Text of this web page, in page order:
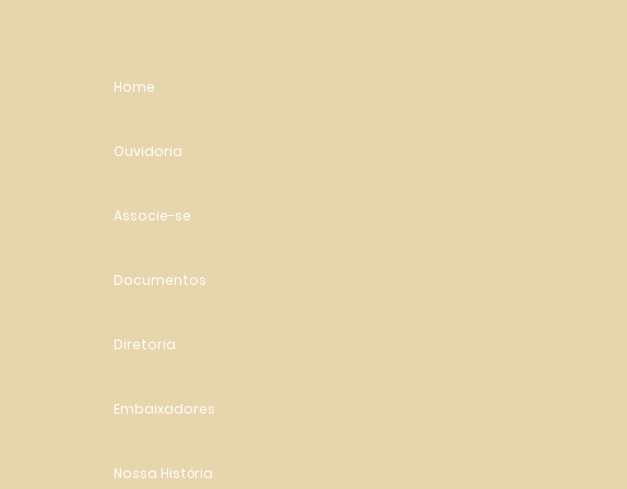
Home
Ouvidoria
Associe-se
Documentos
Diretoria
Embaixadores
Nossa História